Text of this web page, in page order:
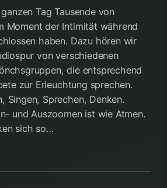
Tag Tausende von
Moment der Intimität während
haben. Dazu hören wir
von verschiedenen
die entsprechend
zur Erleuchtung sprechen.
Singen, Sprechen, Denken.
und Auszoomen ist wie Atmen.
sich so…